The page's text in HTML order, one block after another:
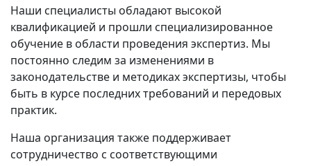
Наши специалисты обладают высокой
квалификацией и прошли специализированное
обучение в области проведения экспертиз. Мы
постоянно следим за изменениями в
законодательстве и методиках экспертизы, чтобы
быть в курсе последних требований и передовых
практик.
Наша организация также поддерживает
сотрудничество с соответствующими